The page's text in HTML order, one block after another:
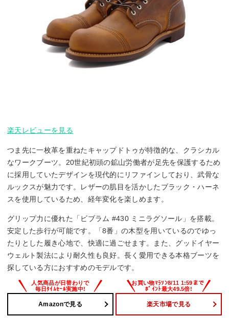
楽天レビューを見る
つま先に一枚革を重ねたキャップドトゥが特徴的な、クラシカル
なワークブーツ。20世紀初頭の鉱山労働者が足先を保護するため
に採用していたデザインを現代的にリファインしており、武骨な
ルックスが魅力です。レザーの肌目を活かしたブラック・ハーネ
スを使用しているため、経年変化を楽しめます。
グリップ力に優れた「ビブラム #430 ミニラグソール」を搭載。
安定した歩行が可能です。「8番」の木型を用いているのでゆっ
たりとした履き心地で、快適に過ごせます。また、グッドイヤー
ウェルト製法により耐久性も良好。長く愛用できる本格ブーツを
探している方におすすめのモデルです。
Amazonで見る 楽天市場で見る